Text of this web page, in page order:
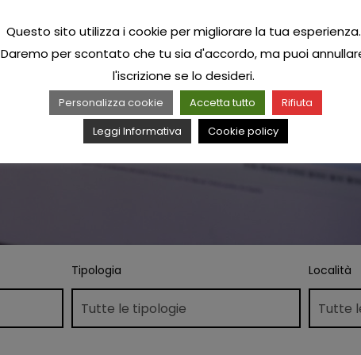
Tipologia Località
Questo sito utilizza i cookie per migliorare la tua esperienza.
Daremo per scontato che tu sia d'accordo, ma puoi
l'iscrizione se lo desideri.
Personalizza cookie Accetta tutto
Rifiuta
Leggi Informativa
Cookie policy